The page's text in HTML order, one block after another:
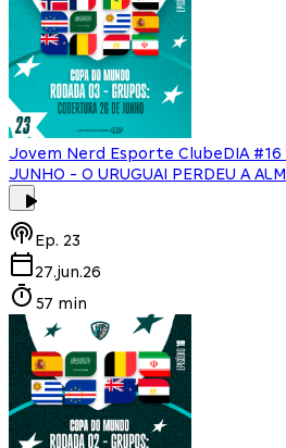
Jovem Nerd Esporte ClubeDIA #16
JUNHO - O URUGUAI PERDEU A
Ep. 23
27.jun.26
57 min